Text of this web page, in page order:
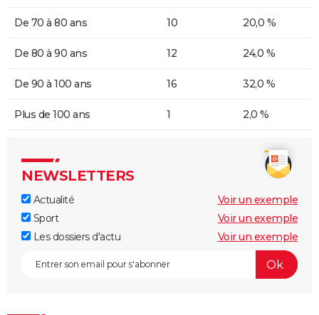
De 70 à 80 ans 10 20,0 %
De 80 à 90 ans 12 24,0 %
De 90 à 100 ans 16 32,0 %
Plus de 100 ans 1 2,0 %
NEWSLETTERS
Actualité
Voir un exemple
Sport
Voir un exemple
Les dossiers d'actu
Voir un exemple